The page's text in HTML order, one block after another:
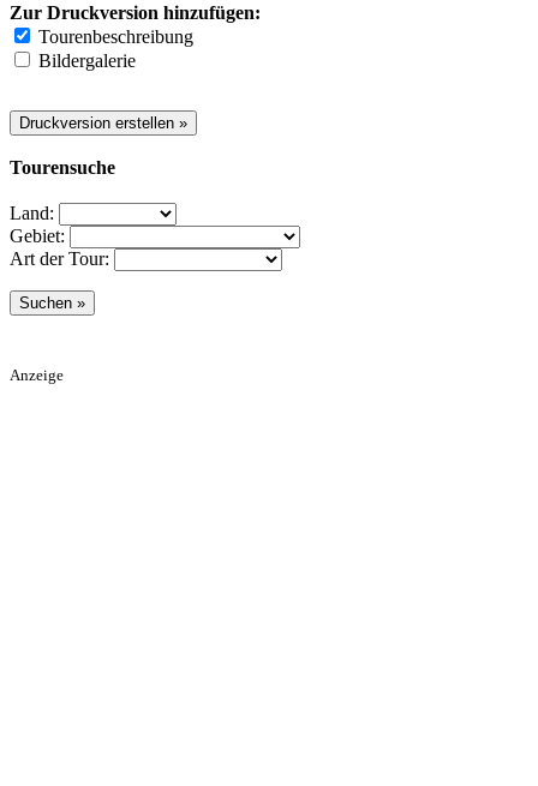
Zur Druckversion hinzufügen:
Tourenbeschreibung
Bildergalerie
Tourensuche
Land:
Gebiet:
Art der Tour:
Anzeige